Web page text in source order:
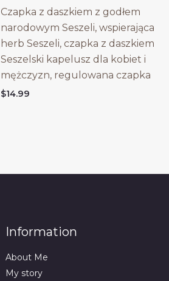
Czapka z daszkiem z godłem
narodowym Seszeli, wspierająca
herb Seszeli, czapka z daszkiem
Seszelski kapelusz dla kobiet i
mężczyzn, regulowana czapka
$14.99
Information
About Me
My story